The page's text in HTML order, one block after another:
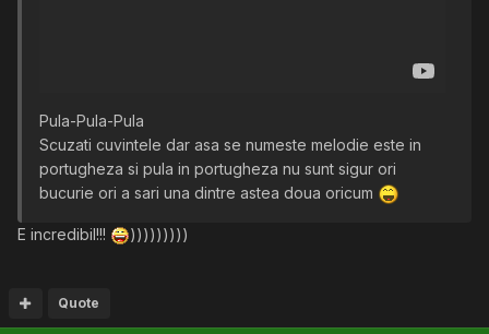
Pula-Pula-Pula
Scuzati cuvintele dar asa se numeste melodie este in
portugheza si pula in portugheza nu sunt sigur ori
bucurie ori a sari una dintre astea doua oricum
E incredibil!!! )))))))))
Quote